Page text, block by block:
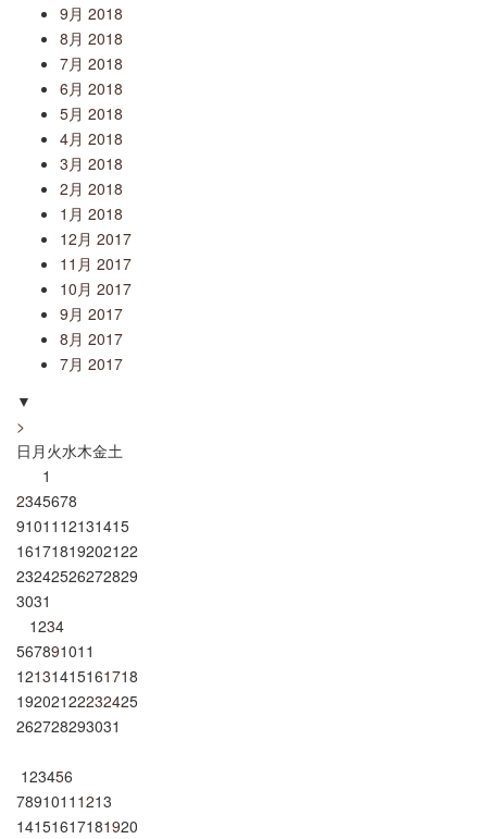
9月 2018
8月 2018
7月 2018
6月 2018
5月 2018
4月 2018
3月 2018
2月 2018
1月 2018
12月 2017
11月 2017
10月 2017
9月 2017
8月 2017
7月 2017
▼
>
日 月 火水木金土
1
2345678
91011 12131415
16171819202122
23242526272829
3031
1234
567891011
12131415161718
19202122232425
262728293031
123456
7891011 1213
14151617181920